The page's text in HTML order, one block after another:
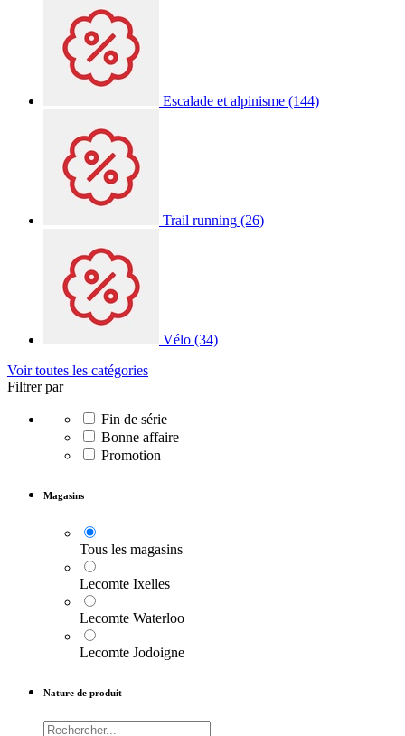
Escalade et alpinisme (144)
Trail running (26)
Vélo (34)
Voir toutes les catégories
Filtrer par
Fin de série
Bonne affaire
Promotion
Magasins
Tous les magasins
Lecomte Ixelles
Lecomte Waterloo
Lecomte Jodoigne
Nature de produit